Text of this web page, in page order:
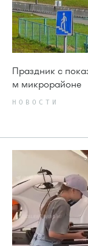
Праздник с
м микрорайоне
НОВОСТИ